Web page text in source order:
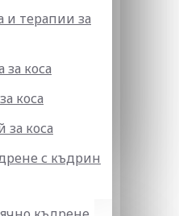
и терапии за
за коса
коса
за коса
с къдрин